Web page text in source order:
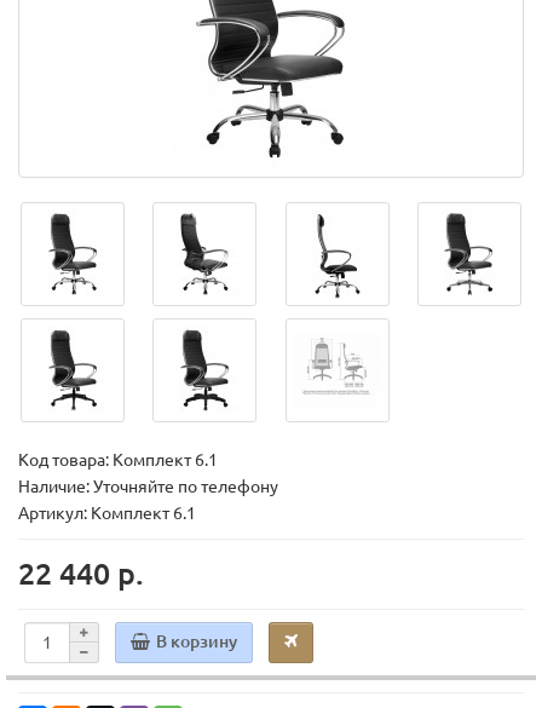
Код товара: Комплект 6.1
Наличие: Уточняйте по телефону
Артикул: Комплект 6.1
22 440 р.
В корзину